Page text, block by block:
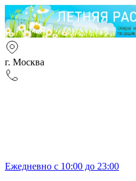
г. Москва
Ежедневно с 10:00 до 23:00